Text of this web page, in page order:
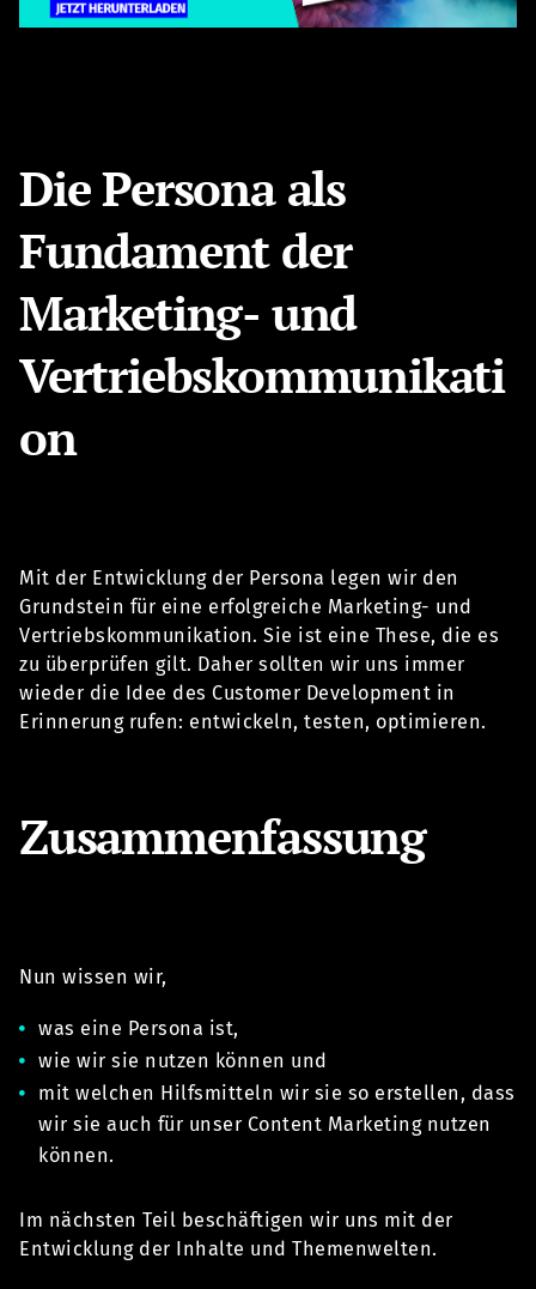
Die Persona als
Fundament der
Marketing- und
Vertriebskommunikati
on
Mit der Entwicklung der Persona legen wir den
Grundstein für eine erfolgreiche Marketing- und
Vertriebskommunikation. Sie ist eine These, die es
zu überprüfen gilt. Daher sollten wir uns immer
wieder die Idee des Customer Development in
Erinnerung rufen: entwickeln, testen, optimieren.
Zusammenfassung
Nun wissen wir,
was eine Persona ist,
wie wir sie nutzen können und
mit welchen Hilfsmitteln wir sie so erstellen, dass
wir sie auch für unser Content Marketing nutzen
können.
Im nächsten Teil beschäftigen wir uns mit der
Entwicklung der Inhalte und Themenwelten.